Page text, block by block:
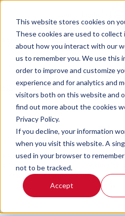
This website stores cookies on
These cookies are used to collect
about how you interact with our
us to remember you. We use this
order to improve and customize
experience and for analytics and
visitors both on this website and
find out more about the cookies
Privacy Policy.
If you decline, your information
when you visit this website. A
used in your browser to
not to be tracked.
Accept
Home / Blog
Nossa coleção de recursos é
clareza necessária para ir além do
seu programa de gestão de
alto